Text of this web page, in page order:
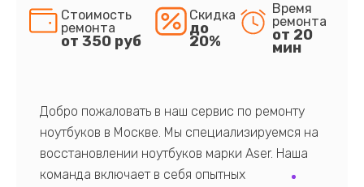
Стоимость
ремонта
от 350 руб
Скидка
до
20%
Время
ремонта
от 20
мин
Добро пожаловать в наш сервис по ремонту
ноутбуков в Москве. Мы специализируемся на
восстановлении ноутбуков марки Aser. Наша
команда включает в себя опытных